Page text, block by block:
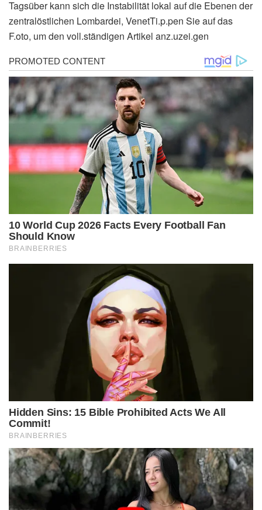
Tagsüber kann sich die Instabilität lokal auf die Ebenen der
zentralöstlichen Lombardei, VenetTi.p.pen Sie auf das
F.oto, um den voll.ständigen Artikel anz.uzei.gen